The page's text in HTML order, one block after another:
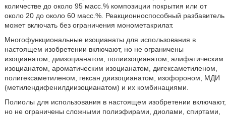
количестве до около 95 масс.% композиции покрытия или от
около 20 до около 60 масс.%. Реакционноспособный разбавитель
может включать без ограничения монометакрилат.
Многофункциональные изоцианаты для использования в
настоящем изобретении включают, но не ограничены
изоцианатом, диизоцианатом, полиизоцианатом, алифатическим
изоцианатом, ароматическим изоцианатом, дигексаметиленом,
полигексаметиленом, гексан диизоцианатом, изофороном, МДИ
(метилендифенилдиизоцианатом) и их комбинациями.
Полиолы для использования в настоящем изобретении включают,
но не ограничены сложными полиэфирами, диолами, спиртами,